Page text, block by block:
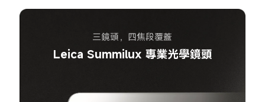
三鏡頭，四焦段覆蓋
Leica Summilux 專業光學鏡頭